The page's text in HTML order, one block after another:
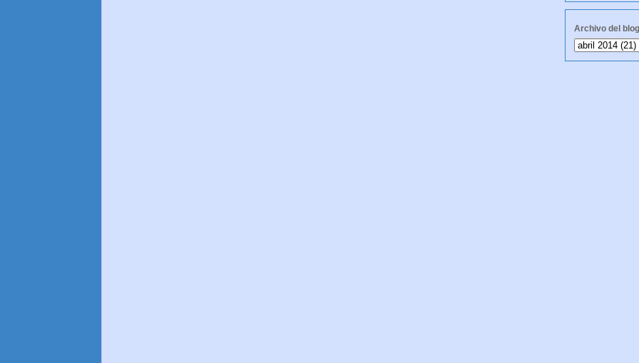
Archivo del blog